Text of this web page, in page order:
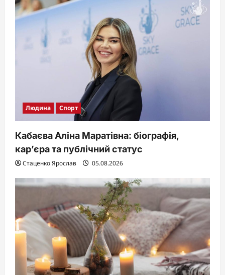
Людина Спорт
Кабаєва Аліна Маратівна: біографія,
кар’єра та публічний статус
Стаценко Ярослав 05.08.2026